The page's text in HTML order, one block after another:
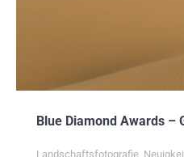
Blue Diamond Awards –
Landschaftsfotografie